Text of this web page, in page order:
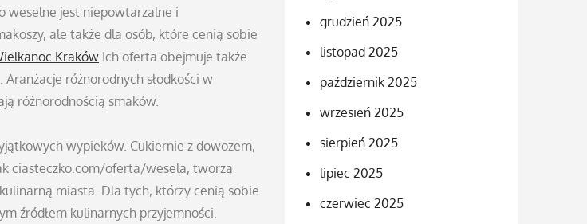
weselne jest niepowtarzalne i
ale także dla osób, które cenią sobie
Kraków Ich oferta obejmuje także
różnorodnych słodkości w
różnorodnością smaków.
wypieków. Cukiernie z dowozem,
ciasteczko.com/oferta/wesela, tworzą
miasta. Dla tych, którzy cenią sobie
źródłem kulinarnych przyjemności.
grudzień 2025
listopad 2025
październik 2025
wrzesień 2025
sierpień 2025
lipiec 2025
czerwiec 2025